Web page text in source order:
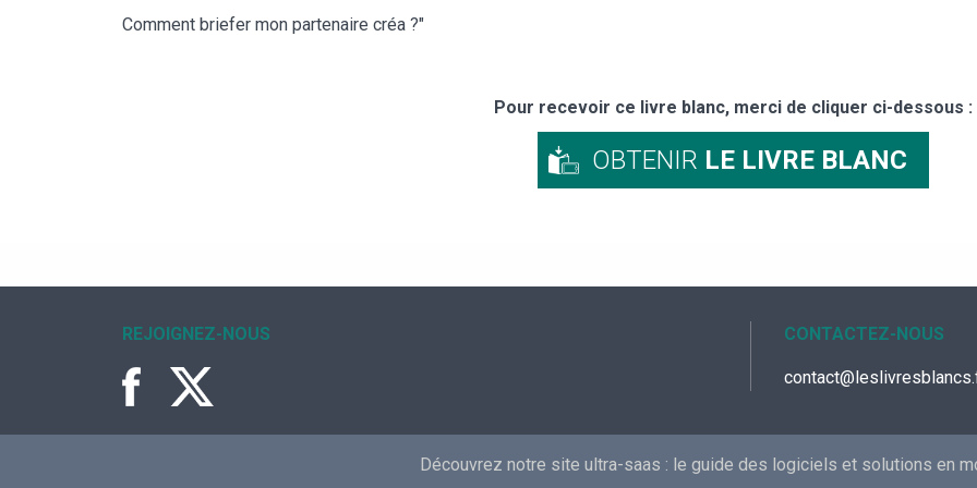
Comment briefer mon partenaire créa ?"
Pour recevoir ce livre blanc, merci de cliquer ci-dessous :
OBTENIR LE LIVRE BLANC
REJOIGNEZ-NOUS CONTACTEZ-NOUS
Découvrez notre site ultra-saas : le guide des logiciels et solutions en